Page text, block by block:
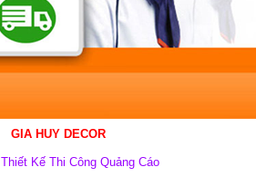
GIA HUY DECOR
Thiết Kế Thi Công Quảng Cáo